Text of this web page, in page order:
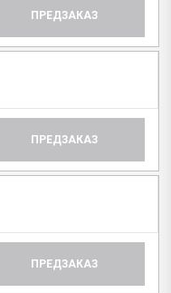
ПРЕДЗАКАЗ
ПРЕДЗАКАЗ
ПРЕДЗАКАЗ